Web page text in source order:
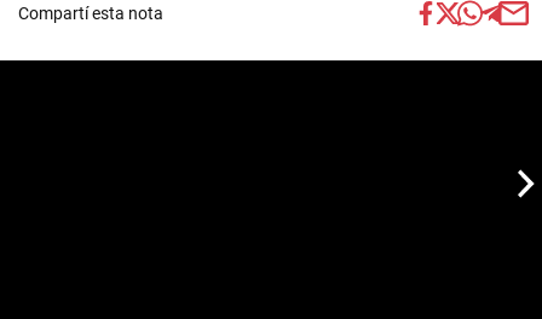
Compartí esta nota